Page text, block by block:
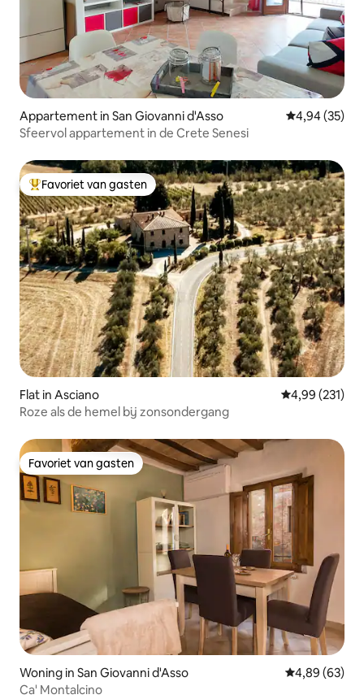
Appartement in San Giovanni d'Asso Gemiddelde
4,94 (35)
Sfeervol appartement in de Crete Senesi
Topfavoriet van gasten
Favoriet van gasten
Flat in Asciano Gemiddelde
4,99 (231)
Roze als de hemel bij zonsondergang
Favoriet van gasten
Favoriet van gasten
Woning in San Giovanni d'Asso Gemiddelde
4,89 (63)
Ca' Montalcino